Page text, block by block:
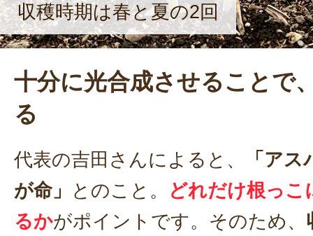
収穫時期は春と夏の2回
十分に光合成させることで
る
代表の吉田さんによると、
「ア
が命」
とのこと。
どれだけ根っこ
るかがポイントです。そのため、